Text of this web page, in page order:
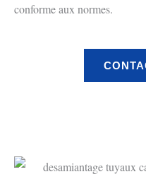
conforme aux normes.